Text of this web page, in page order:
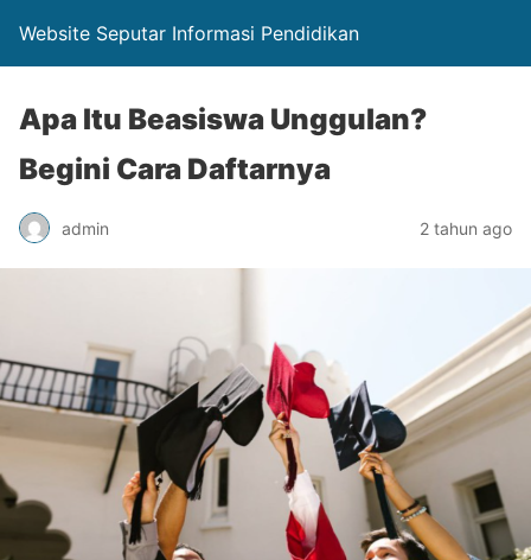
Website Seputar Informasi Pendidikan
Apa Itu Beasiswa Unggulan?
Begini Cara Daftarnya
admin 2 tahun ago